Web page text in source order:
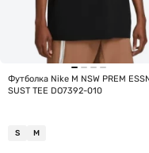
Футболка Nike M NSW PREM
SUST TEE DO7392-010
S M